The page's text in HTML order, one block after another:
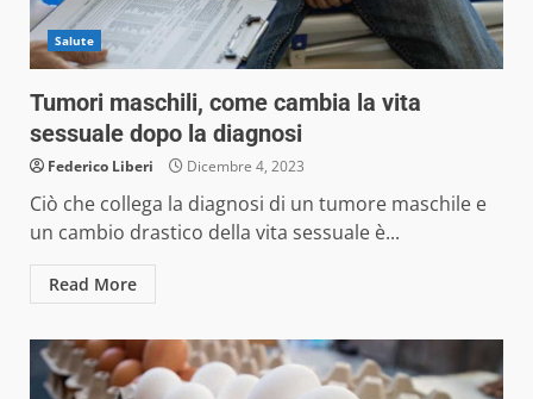
Salute
Tumori maschili, come cambia la vita
sessuale dopo la diagnosi
Federico Liberi Dicembre 4, 2023
Ciò che collega la diagnosi di un tumore maschile e
un cambio drastico della vita sessuale è...
Read More